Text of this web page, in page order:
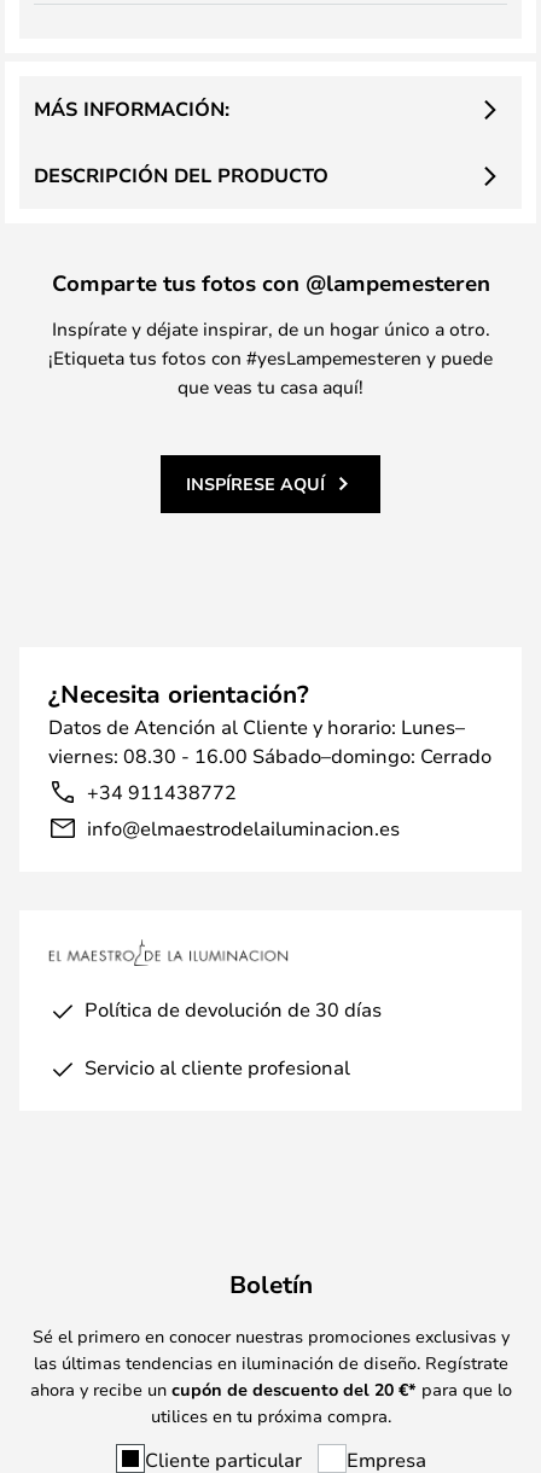
DESCRIPCIÓN DEL PRODUCTO
MÁS INFORMACIÓN:
Comparte tus fotos con @lampemesteren
Inspírate y déjate inspirar, de un hogar único a otro.
¡Etiqueta tus fotos con #yesLampemesteren y puede
que veas tu casa aquí!
INSPÍRESE AQUÍ
¿Necesita orientación?
Datos de Atención al Cliente y horario: Lunes–
viernes: 08.30 - 16.00 Sábado–domingo: Cerrado
+34 911438772
info@elmaestrodelailuminacion.es
Política de devolución de 30 días
Servicio al cliente profesional
Boletín
Sé el primero en conocer nuestras promociones exclusivas y
las últimas tendencias en iluminación de diseño. Regístrate
ahora y recibe un cupón de descuento del 20 €* para que lo
utilices en tu próxima compra.
Cliente particular Empresa